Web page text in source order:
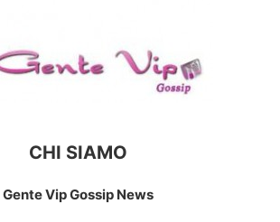
CHI SIAMO
Gente Vip Gossip News